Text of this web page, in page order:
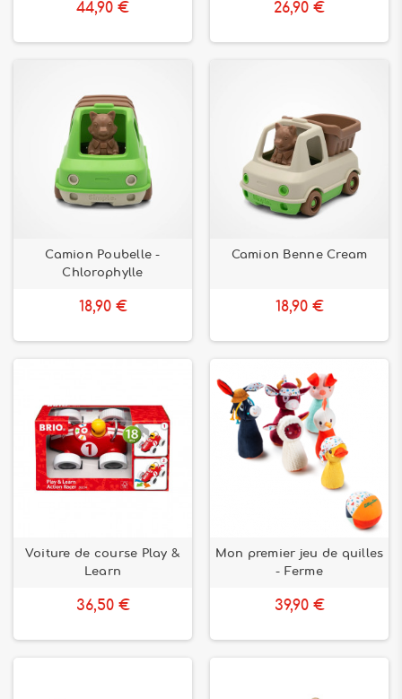
44,90 € 26,90 €
Camion Poubelle -
Chlorophylle
18,90 €
Camion Benne Cream
18,90 €
Voiture de course Play &
Learn
36,50 €
Mon premier jeu de quilles
- Ferme
39,90 €